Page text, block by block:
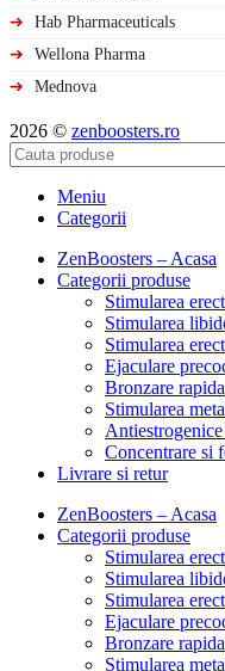
➔
Hab Pharmaceuticals
➔
Wellona Pharma
➔
Mednova
2026 © zenboosters.ro
Meniu
Categorii
ZenBoosters – Acasa
Categorii produse
Stimularea
Stimularea
Stimularea
Ejaculare
Bronzare rapida
Stimularea
Concentrare si
Livrare si retur
ZenBoosters – Acasa
Categorii produse
Stimularea
Stimularea
Stimularea
Ejaculare
Bronzare rapida
Stimularea